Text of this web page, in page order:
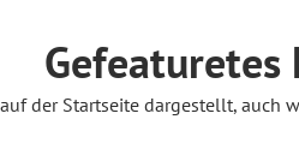
der Startseite dargestellt, auch